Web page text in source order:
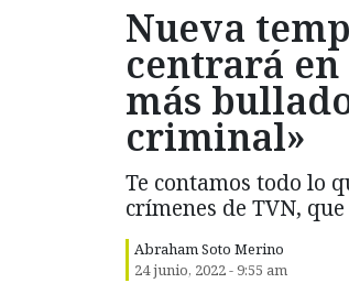
Nueva
centrará en
más
criminal»
Te contamos todo lo
crímenes de TVN,
Abraham Soto Merino
24 junio, 2022 - 9:55 am